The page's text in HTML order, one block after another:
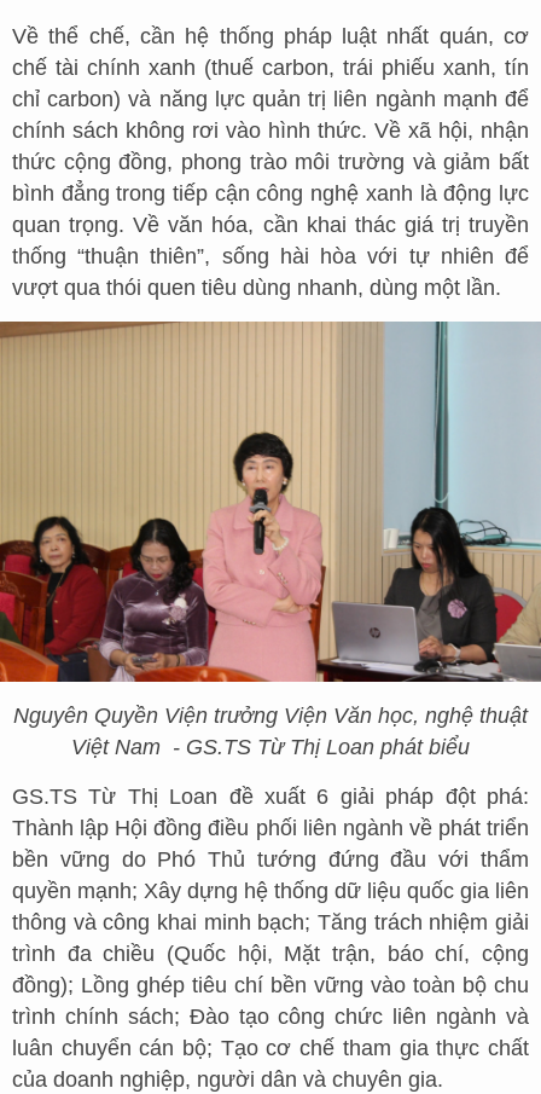
Về thể chế, cần hệ thống pháp luật nhất quán, cơ
chế tài chính xanh (thuế carbon, trái phiếu xanh, tín
chỉ carbon) và năng lực quản trị liên ngành mạnh để
chính sách không rơi vào hình thức. Về xã hội, nhận
thức cộng đồng, phong trào môi trường và giảm bất
bình đẳng trong tiếp cận công nghệ xanh là động lực
quan trọng. Về văn hóa, cần khai thác giá trị truyền
thống “thuận thiên”, sống hài hòa với tự nhiên để
vượt qua thói quen tiêu dùng nhanh, dùng một lần.
Nguyên Quyền Viện trưởng Viện Văn học, nghệ thuật
Việt Nam - GS.TS Từ Thị Loan phát biểu
GS.TS Từ Thị Loan đề xuất 6 giải pháp đột phá:
Thành lập Hội đồng điều phối liên ngành về phát triển
bền vững do Phó Thủ tướng đứng đầu với thẩm
quyền mạnh; Xây dựng hệ thống dữ liệu quốc gia liên
thông và công khai minh bạch; Tăng trách nhiệm giải
trình đa chiều (Quốc hội, Mặt trận, báo chí, cộng
đồng); Lồng ghép tiêu chí bền vững vào toàn bộ chu
trình chính sách; Đào tạo công chức liên ngành và
luân chuyển cán bộ; Tạo cơ chế tham gia thực chất
của doanh nghiệp, người dân và chuyên gia.